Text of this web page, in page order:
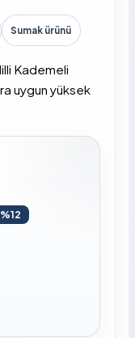
Sumak ürünü
Kademeli
uygun yüksek